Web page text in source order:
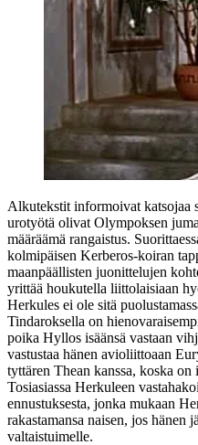
Alkutekstit informoivat katsojaa
urotyötä olivat Olympoksen
määräämä rangaistus.
kolmipäisen Kerberos-koiran
maanpäällisten juonittelujen
yrittää houkutella liittolaisiaan
Herkules ei ole sitä
Tindaroksella on
poika Hyllos isäänsä vastaan
vastustaa hänen avioliittoaan
tyttären Thean kanssa, koska on
Tosiasiassa Herkuleen
ennustuksesta, jonka mukaan
rakastamansa naisen, jos hänen
valtaistuimelle.